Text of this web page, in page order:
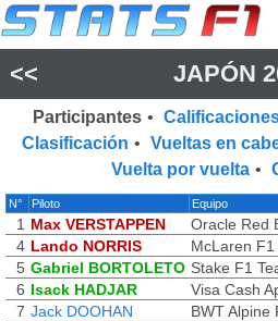
<< JAPÓN
Participantes •
Clasificación • Vueltas en
Vuelta por vuelta •
N° Piloto Equipo
1 Max VERSTAPPEN Oracle Red
4 Lando NORRIS McLaren F1
5 Gabriel BORTOLETO Stake F1
6 Isack HADJAR Visa Cash
7 Jack DOOHAN BWT Alpine